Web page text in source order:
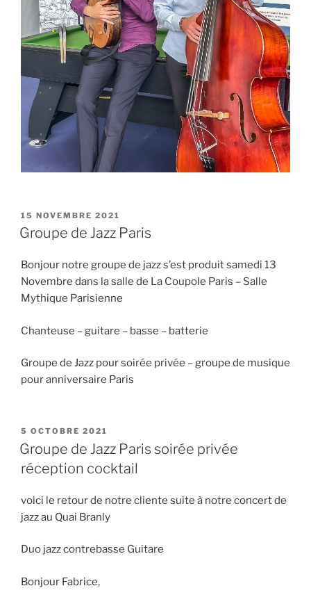
PUBLIÉ
LE
15 NOVEMBRE 2021
Groupe de Jazz Paris
Bonjour notre groupe de jazz s’est produit samedi 13
Novembre dans la salle de La Coupole Paris – Salle
Mythique Parisienne
Chanteuse – guitare – basse – batterie
Groupe de Jazz pour soirée privée – groupe de musique
pour anniversaire Paris
PUBLIÉ
LE
5 OCTOBRE 2021
Groupe de Jazz Paris soirée privée
réception cocktail
voici le retour de notre cliente suite à notre concert de
jazz au Quai Branly
Duo jazz contrebasse Guitare
Bonjour Fabrice,